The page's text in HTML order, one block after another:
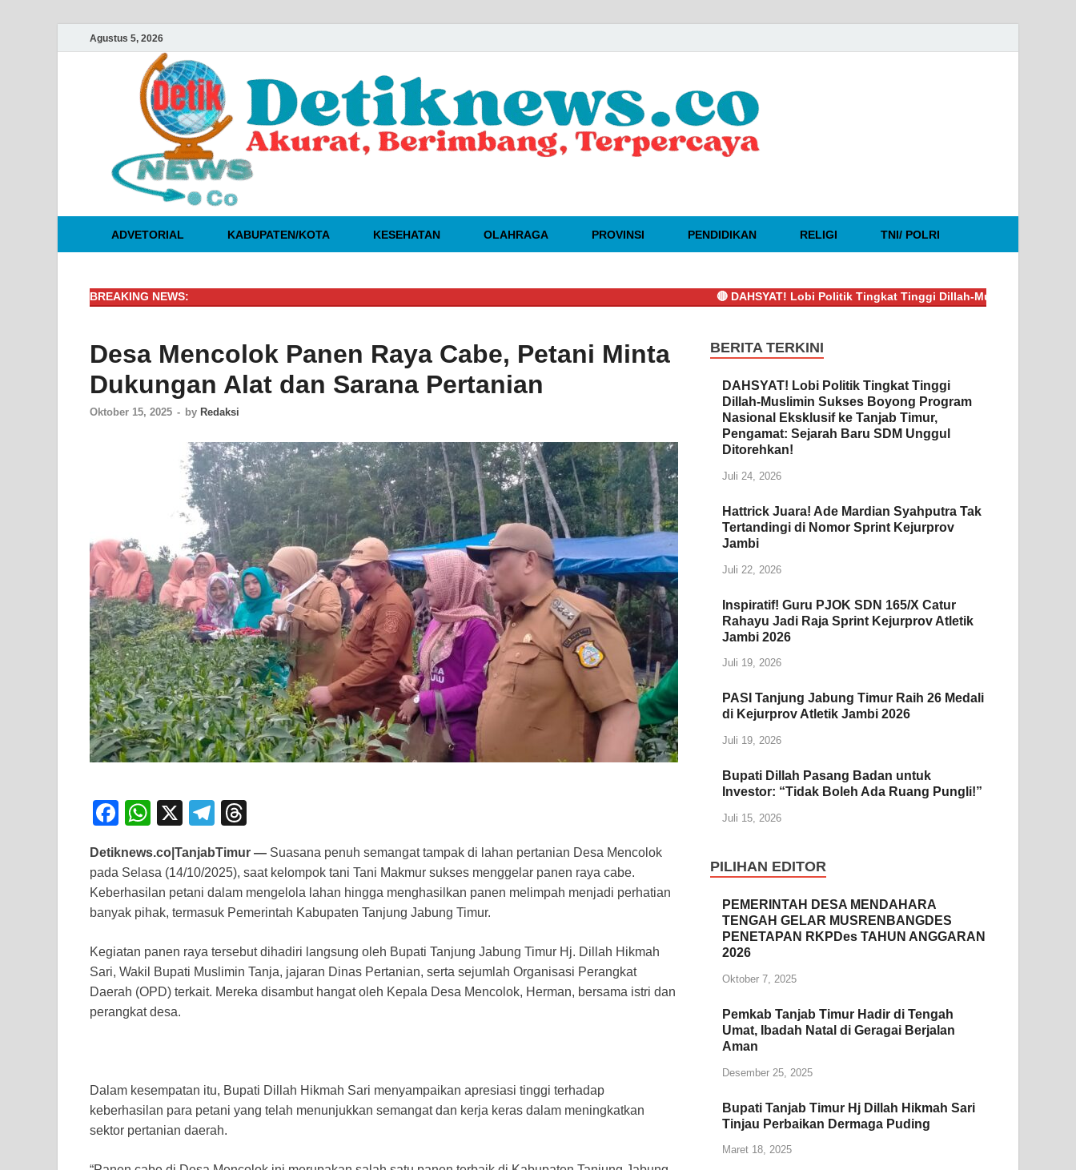
Agustus 5, 2026
ADVETORIAL KABUPATEN/KOTA KESEHATAN OLAHRAGA PROVINSI PENDIDIKAN RELIGI TNI/ POLRI
BREAKING NEWS: DAHSYAT! Lobi Politik Tingkat Tinggi Dillah-Muslimin Sukses
Desa Mencolok Panen Raya Cabe, Petani Minta
Dukungan Alat dan Sarana Pertanian
Oktober 15, 2025 - by Redaksi
F
c
e
b
o
o
k
W
at
s
A
p
p
X
T
e
gr
a
m
e
a
d
s
Detiknews.co|TanjabTimur — Suasana penuh semangat tampak di lahan pertanian Desa Mencolok
pada Selasa (14/10/2025), saat kelompok tani Tani Makmur sukses menggelar panen raya cabe.
Keberhasilan petani dalam mengelola lahan hingga menghasilkan panen melimpah menjadi perhatian
banyak pihak, termasuk Pemerintah Kabupaten Tanjung Jabung Timur.
Kegiatan panen raya tersebut dihadiri langsung oleh Bupati Tanjung Jabung Timur Hj. Dillah Hikmah
Sari, Wakil Bupati Muslimin Tanja, jajaran Dinas Pertanian, serta sejumlah Organisasi Perangkat
Daerah (OPD) terkait. Mereka disambut hangat oleh Kepala Desa Mencolok, Herman, bersama istri dan
perangkat desa.
Dalam kesempatan itu, Bupati Dillah Hikmah Sari menyampaikan apresiasi tinggi terhadap
keberhasilan para petani yang telah menunjukkan semangat dan kerja keras dalam meningkatkan
sektor pertanian daerah.
BERITA TERKINI
DAHSYAT! Lobi Politik Tingkat Tinggi
Dillah-Muslimin Sukses Boyong Program
Nasional Eksklusif ke Tanjab Timur,
Pengamat: Sejarah Baru SDM Unggul
Ditorehkan!
Juli 24, 2026
Hattrick Juara! Ade Mardian Syahputra Tak
Tertandingi di Nomor Sprint Kejurprov
Jambi
Juli 22, 2026
Inspiratif! Guru PJOK SDN 165/X Catur
Rahayu Jadi Raja Sprint Kejurprov Atletik
Jambi 2026
Juli 19, 2026
PASI Tanjung Jabung Timur Raih 26 Medali
di Kejurprov Atletik Jambi 2026
Juli 19, 2026
Bupati Dillah Pasang Badan untuk
Investor: “Tidak Boleh Ada Ruang Pungli!”
Juli 15, 2026
PILIHAN EDITOR
PEMERINTAH DESA MENDAHARA
TENGAH GELAR MUSRENBANGDES
PENETAPAN RKPDes TAHUN ANGGARAN
2026
Oktober 7, 2025
Pemkab Tanjab Timur Hadir di Tengah
Umat, Ibadah Natal di Geragai Berjalan
Aman
Desember 25, 2025
Bupati Tanjab Timur Hj Dillah Hikmah Sari
Tinjau Perbaikan Dermaga Puding
Maret 18, 2025